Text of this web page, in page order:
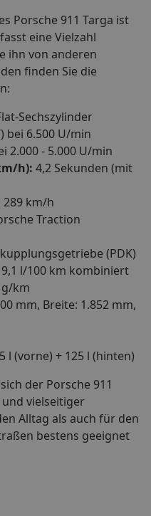
Porsche 911 Targa ist
eine Vielzahl
ihn von anderen
finden Sie die
Sechszylinder
bei 6.500 U/min
2.000 - 5.000 U/min
h): 4,2 Sekunden (mit
289 km/h
Traction
(PDK)
9,1 l/100 km kombiniert
g/km
mm, Breite: 1.852 mm,
l (vorne) + 125 l (hinten)
der Porsche 911
vielseitiger
Alltag als auch für den
bestens geeignet